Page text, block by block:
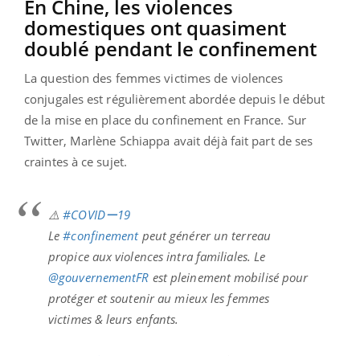
En Chine, les violences
domestiques ont quasiment
doublé pendant le confinement
La question des femmes victimes de violences
conjugales est régulièrement abordée depuis le début
de la mise en place du confinement en France. Sur
Twitter, Marlène Schiappa avait déjà fait part de ses
craintes à ce sujet.
⚠️#COVIDー19
Le#confinementpeut générer un terreau
propice aux violences intra familiales. Le
@gouvernementFR est pleinement mobilisé pour
protéger et soutenir au mieux les femmes
victimes & leurs enfants.